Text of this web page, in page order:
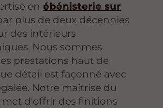
en ébénisterie sur
plus de deux décennies
des intérieurs
Nous sommes
prestations haut de
détail est façonné avec
Notre maîtrise du
d'offrir des finitions